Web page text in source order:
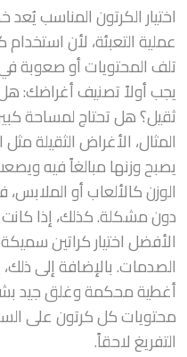
اختيار الكرتون المناسب
عملية التعبئة، لأن
تلف المحتويات أو صعوبة في
يجب أولاً تصنيف أغراضك:
ثقيل؟ هل تحتاج لمساحة
المثال، الأغراض الثقيلة
يصبح وزنها مبالغاً فيه
الوزن كالألعاب أو
دون مشكلة. كذلك، إذا
الأفضل اختيار كراتين
الصدمات. بالإضافة إلى
أغطية محكمة وغلق جيد
محتويات كل كرتون على
التفريغ لاحقاً.